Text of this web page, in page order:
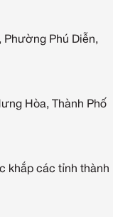
Phường Phú Diễn,
Hòa, Thành Phố
khắp các tỉnh thành